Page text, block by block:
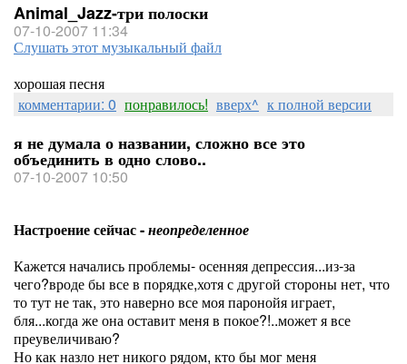
Animal_Jazz-три полоски
07-10-2007 11:34
Слушать этот музыкальный файл
хорошая песня
комментарии: 0 понравилось! вверх^ к полной версии
я не думала о названии, сложно все это
объединить в одно слово..
07-10-2007 10:50
Настроение сейчас -неопределенное
Кажется начались проблемы- осенняя депрессия...из-за
чего?вроде бы все в порядке,хотя с другой стороны нет, что
то тут не так, это наверно все моя паронойя играет,
бля...когда же она оставит меня в покое?!..может я все
преувеличиваю?
Но как назло нет никого рядом, кто бы мог меня